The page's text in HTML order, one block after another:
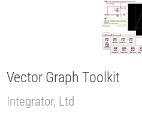
Vector Graph Toolkit
Integrator, Ltd